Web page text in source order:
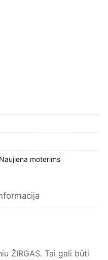
Naujiena moterims
ŽIRGAS. Tai gali būti